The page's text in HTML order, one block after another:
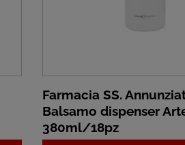
Farmacia SS.
Balsamo dispenser
380ml/18pz